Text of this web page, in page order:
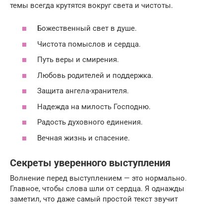
темы всегда крутятся вокруг света и чистоты.
Божественный свет в душе.
Чистота помыслов и сердца.
Путь веры и смирения.
Любовь родителей и поддержка.
Защита ангела-хранителя.
Надежда на милость Господню.
Радость духовного единения.
Вечная жизнь и спасение.
Секреты уверенного выступления
Волнение перед выступлением — это нормально.
Главное, чтобы слова шли от сердца. Я однажды
заметил, что даже самый простой текст звучит